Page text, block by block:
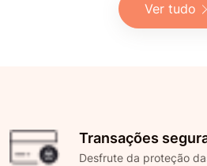
Ver tudo
Transações
Desfrute da proteção